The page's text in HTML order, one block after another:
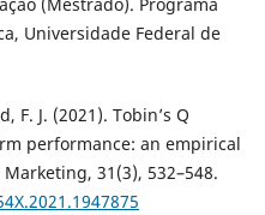
Universidade Federal de
F. J. (2021). Tobin’s Q
performance: an empirical
31(3), 532–548.